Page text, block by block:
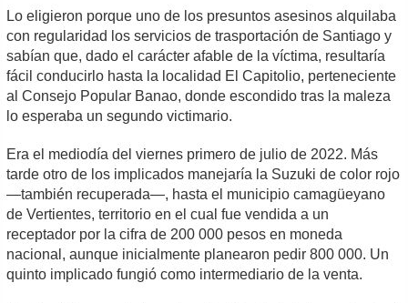
Lo eligieron porque uno de los presuntos asesinos alquilaba
con regularidad los servicios de trasportación de Santiago y
sabían que, dado el carácter afable de la víctima, resultaría
fácil conducirlo hasta la localidad El Capitolio, perteneciente
al Consejo Popular Banao, donde escondido tras la maleza
lo esperaba un segundo victimario.
Era el mediodía del viernes primero de julio de 2022. Más
tarde otro de los implicados manejaría la Suzuki de color rojo
—también recuperada—, hasta el municipio camagüeyano
de Vertientes, territorio en el cual fue vendida a un
receptador por la cifra de 200 000 pesos en moneda
nacional, aunque inicialmente planearon pedir 800 000. Un
quinto implicado fungió como intermediario de la venta.